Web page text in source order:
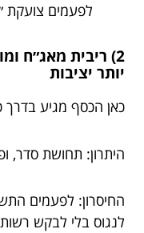
לפעמים צועקת
2) ריבית מאג״ח
יותר יציבות
כאן הכסף מגיע בדרך
היתרון: תחושת סדר,
החיסרון: לפעמים
לנגוס בלי לבקש